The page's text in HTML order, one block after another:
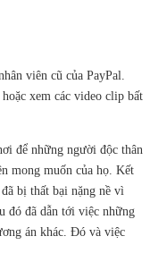
viên cũ của PayPal.
xem các video clip bất
để những người độc thân
mong muốn của họ. Kết
bị thất bại nặng nề vì
đó đã dẫn tới việc những
án khác. Đó và việc